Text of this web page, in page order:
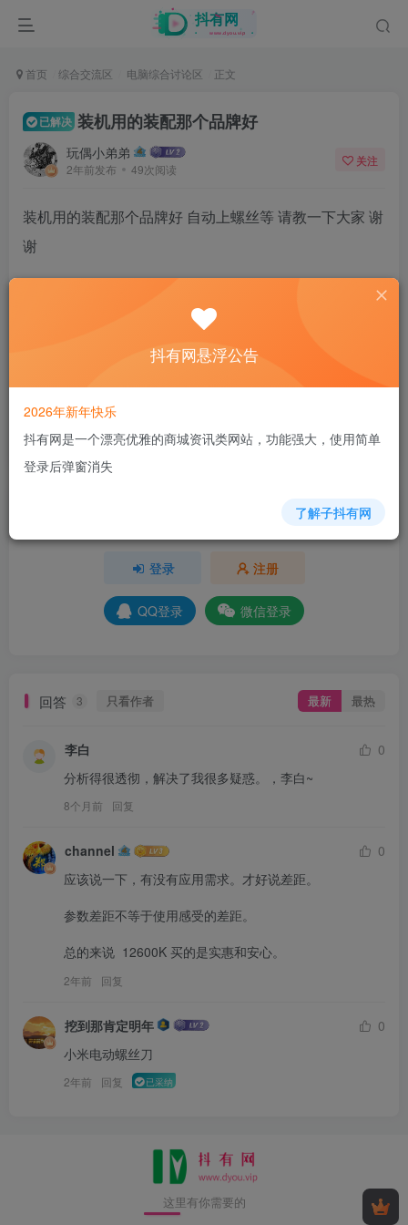
首页 综合交流区 电脑综合讨论区 正文
已解决 装机用的装配那个品牌好
玩偶小弟弟
2年前发布 49次阅读
关注
装机用的装配那个品牌好 自动上螺丝等 请教一下大家 谢
谢
33
+8
登录 注册
QQ登录 微信登录
回答 3 只看作者 最新 最热
李白
0
分析得很透彻，解决了我很多疑惑。，李白~
8个月前 回复
channel
0
应该说一下，有没有应用需求。才好说差距。
参数差距不等于使用感受的差距。
总的来说  12600K 买的是实惠和安心。
2年前 回复
挖到那肯定明年
0
小米电动螺丝刀
2年前 回复 已采纳
这里有你需要的
抖有网悬浮公告
2026年新年快乐
抖有网是一个漂亮优雅的商城资讯类网站，功能强大，使用简单
登录后弹窗消失
了解子抖有网